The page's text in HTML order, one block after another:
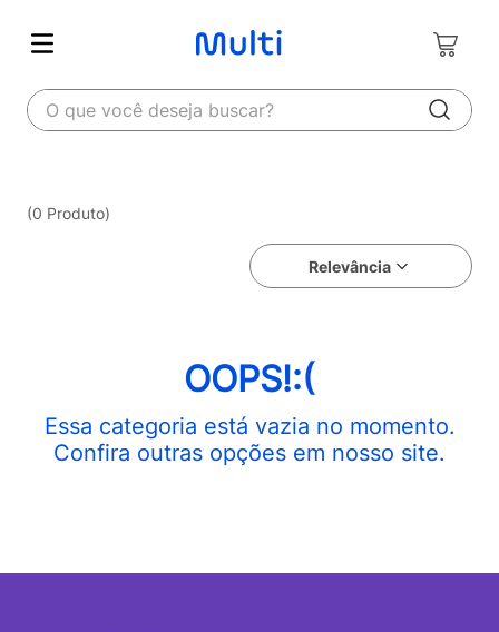
O que você deseja buscar?
0 Produto
Relevância
OOPS!